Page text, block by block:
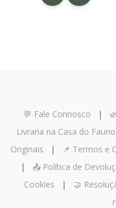
💬 Fale Connosco |
Livraria na Casa do Fauno
Originais | 📌 Termos e
| 📤 Política de
Cookies | 🤝